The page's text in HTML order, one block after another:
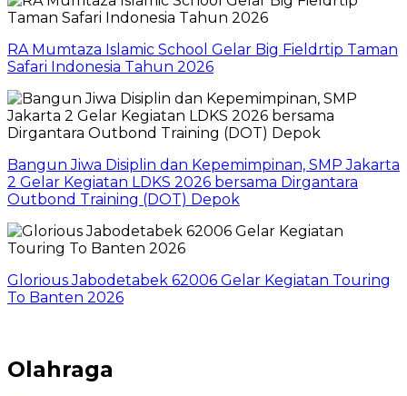
RA Mumtaza Islamic School Gelar Big Fieldrtip Taman
Safari Indonesia Tahun 2026
Bangun Jiwa Disiplin dan Kepemimpinan, SMP Jakarta
2 Gelar Kegiatan LDKS 2026 bersama Dirgantara
Outbond Training (DOT) Depok
Glorious Jabodetabek 62006 Gelar Kegiatan Touring
To Banten 2026
Olahraga